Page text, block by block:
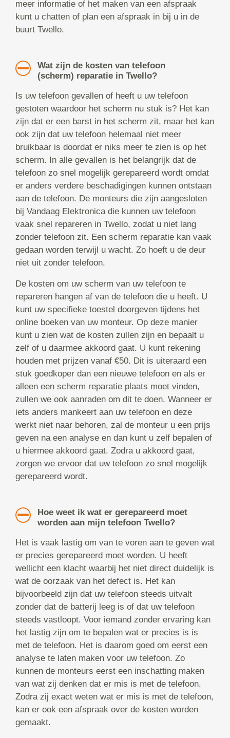
meer informatie of het maken van een afspraak
kunt u chatten of plan een afspraak in bij u in de
buurt Twello.
Wat zijn de kosten van telefoon
(scherm) reparatie in Twello?
Is uw telefoon gevallen of heeft u uw telefoon
gestoten waardoor het scherm nu stuk is? Het kan
zijn dat er een barst in het scherm zit, maar het kan
ook zijn dat uw telefoon helemaal niet meer
bruikbaar is doordat er niks meer te zien is op het
scherm. In alle gevallen is het belangrijk dat de
telefoon zo snel mogelijk gerepareerd wordt omdat
er anders verdere beschadigingen kunnen ontstaan
aan de telefoon. De monteurs die zijn aangesloten
bij Vandaag Elektronica die kunnen uw telefoon
vaak snel repareren in Twello, zodat u niet lang
zonder telefoon zit. Een scherm reparatie kan vaak
gedaan worden terwijl u wacht. Zo hoeft u de deur
niet uit zonder telefoon.
De kosten om uw scherm van uw telefoon te
repareren hangen af van de telefoon die u heeft. U
kunt uw specifieke toestel doorgeven tijdens het
online boeken van uw monteur. Op deze manier
kunt u zien wat de kosten zullen zijn en bepaalt u
zelf of u daarmee akkoord gaat. U kunt rekening
houden met prijzen vanaf €50. Dit is uiteraard een
stuk goedkoper dan een nieuwe telefoon en als er
alleen een scherm reparatie plaats moet vinden,
zullen we ook aanraden om dit te doen. Wanneer er
iets anders mankeert aan uw telefoon en deze
werkt niet naar behoren, zal de monteur u een prijs
geven na een analyse en dan kunt u zelf bepalen of
u hiermee akkoord gaat. Zodra u akkoord gaat,
zorgen we ervoor dat uw telefoon zo snel mogelijk
gerepareerd wordt.
Hoe weet ik wat er gerepareerd moet
worden aan mijn telefoon Twello?
Het is vaak lastig om van te voren aan te geven wat
er precies gerepareerd moet worden. U heeft
wellicht een klacht waarbij het niet direct duidelijk is
wat de oorzaak van het defect is. Het kan
bijvoorbeeld zijn dat uw telefoon steeds uitvalt
zonder dat de batterij leeg is of dat uw telefoon
steeds vastloopt. Voor iemand zonder ervaring kan
het lastig zijn om te bepalen wat er precies is is
met de telefoon. Het is daarom goed om eerst een
analyse te laten maken voor uw telefoon. Zo
kunnen de monteurs eerst een inschatting maken
van wat zij denken dat er mis is met de telefoon.
Zodra zij exact weten wat er mis is met de telefoon,
kan er ook een afspraak over de kosten worden
gemaakt.